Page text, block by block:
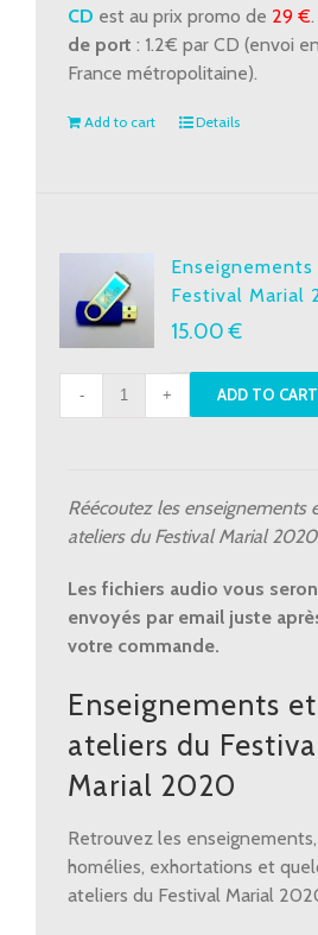
CD est au prix promo de 29 €.
de port : 1.2€ par CD (envoi en
France métropolitaine).
Add to cart Details
Festival Marial
15.00€
Enseignements
Festival
Marial
quantity
ADD TO CART
Réécoutez les enseignements
ateliers du Festival Marial
Les fichiers audio vous
envoyés par email juste
votre commande.
Enseignements et
ateliers du
Marial 2020
Retrouvez les enseignements,
homélies, exhortations et
ateliers du Festival Marial